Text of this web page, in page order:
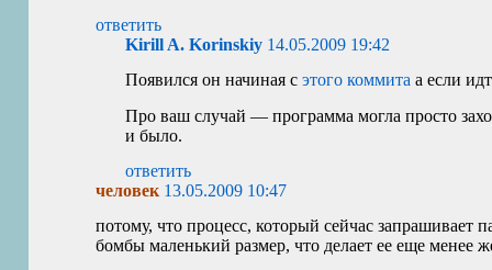
ответить
Kirill A. Korinskiy 14.05.2009 19:42
Появился он начиная сэтого коммита а если
Про ваш случай — программа могла просто
и было.
ответить
человек 13.05.2009 10:47
потому, что процесс, который сейчас запрашивает
бомбы маленький размер, что делает ее еще менее